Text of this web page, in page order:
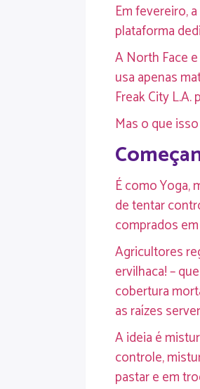
Em fevereiro,
plataforma
A North Face
usa apenas
Freak City
Mas o que
É como Yoga,
de tentar
comprados
Agricultores
ervilhaca! –
cobertura
as raízes
A ideia é
controle,
pastar e em